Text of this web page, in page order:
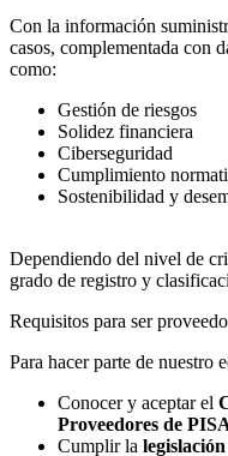
Con la información
casos, complementada con
como:
Gestión de riesgos
Solidez financiera
Ciberseguridad
Cumplimiento
Sostenibilidad y
Dependiendo del nivel de
grado de registro y
Requisitos para ser
Para hacer parte de nuestro
Conocer y aceptar el
Proveedores de
Cumplir la